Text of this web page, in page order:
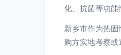
化、抗菌等功能
新乡市作为热
购方实地考察或